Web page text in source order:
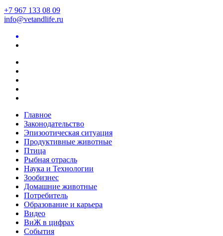
+7 967 133 08 09
info@vetandlife.ru
Главное
Законодательство
Эпизоотическая ситуация
Продуктивные животные
Птица
Рыбная отрасль
Наука и Технологии
Зообизнес
Домашние животные
Потребитель
Образование и карьера
Видео
ВиЖ в цифрах
События